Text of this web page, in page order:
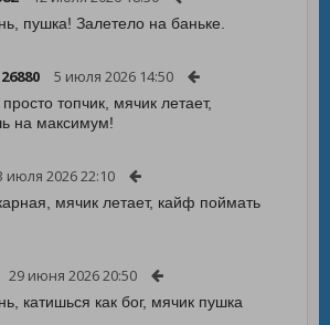
пушка! Залетело на баньке.
5 июля 2026 14:50
топчик, мячик летает,
на максимум!
июля 2026 22:10
мячик летает, кайф поймать
29 июня 2026 20:50
катишься как бог, мячик пушка